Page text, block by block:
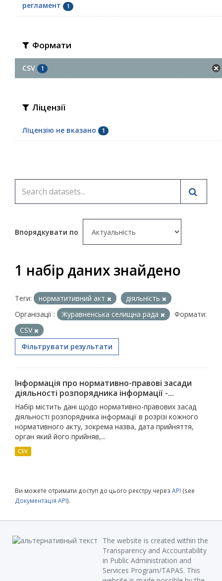
регламент 1
Формати
CSV 1
Ліцензії
Ліцензію не вказано 1
Впорядкувати по
1 набір даних знайдено
Теги: норматитивний акт
діяльність
Організації :
Журавненська селищна рада
Формати:
CSV
Фільтрувати результати
Інформація про нормативно-правові засади
діяльності розпорядника інформації -...
Набір містить дані щодо нормативно-правових засад
діяльності розпорядника інформації в розрізі кожного
нормативного акту, зокрема назва, дата прийняття,
орган який його прийняв,...
CSV
Ви можете отримати доступ до цього реєстру через API (see
Документація API).
The website is created within the
Transparency and Accountability
in Public Administration and
Services Program/TAPAS. This